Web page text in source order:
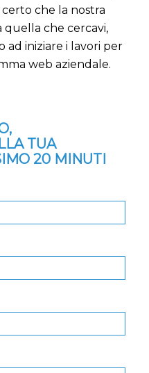
che la nostra
quella che cercavi,
ad iniziare i lavori per
web aziendale.
TUA
20 MINUTI